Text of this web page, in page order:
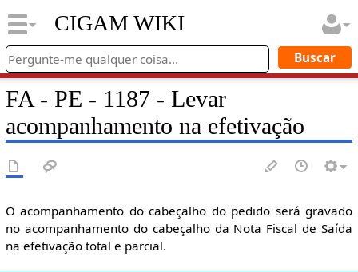
CIGAM WIKI
FA - PE - 1187 - Levar
acompanhamento na efetivação
O acompanhamento do cabeçalho do pedido será gravado
no acompanhamento do cabeçalho da Nota Fiscal de Saída
na efetivação total e parcial.